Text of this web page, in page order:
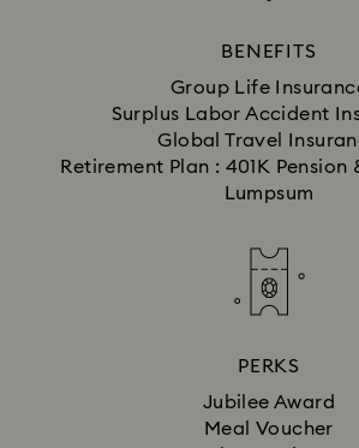
BENEFITS
Group Life
Surplus Labor Accident
Global Travel
Retirement Plan : 401K Pension
Lumpsum
PERKS
Jubilee Award
Meal Voucher